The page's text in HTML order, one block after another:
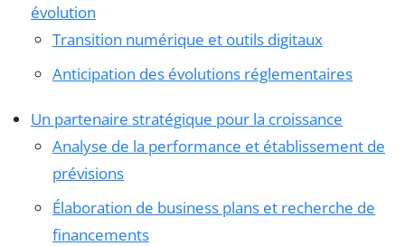
évolution
Transition numérique et outils digitaux
Anticipation des évolutions réglementaires
Un partenaire stratégique pour la croissance
Analyse de la performance et établissement de
prévisions
Élaboration de business plans et recherche de
financements